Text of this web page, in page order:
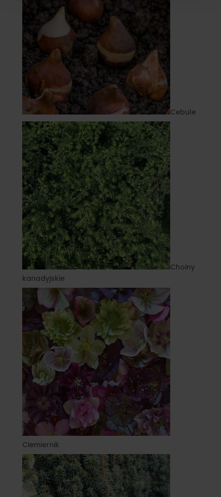
Cebule
Choiny
kanadyjskie
Ciemiernik